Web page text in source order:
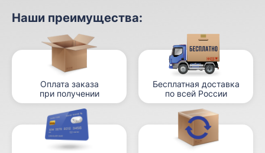
Наши преимущества:
Оплата заказа
при получении
Бесплатная доставка
по всей России